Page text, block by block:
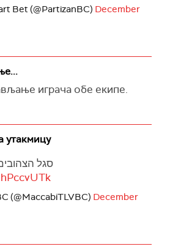
Bet (@PartizanBC) December
играча обе екипе.
утакмицу
סגל
(@MaccabiTLVBC) December